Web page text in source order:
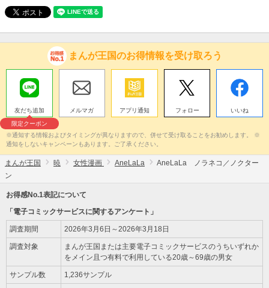
まんが王国のお得情報を受け取ろう
友だち追加
限定クーポン
メルマガ アプリ通知 フォロー いいね
※通知する情報およびタイミングが異なりますので、併せて受け取ることをお勧めします。 ※
通知をしないキャンペーンもあります。ご了承ください。
まんが王国 暁 女性漫画 AneLaLa
AneLaLa ノラネコ／ノクター
ン
お得感No.1表記について
「電子コミックサービスに関するアンケート」
調査期間 2026年3月6日～2026年3月18日
調査対象
まんが王国または主要電子コミックサービスのうちいずれか
をメイン且つ有料で利用している20歳～69歳の男女
サンプル数 1,236サンプル